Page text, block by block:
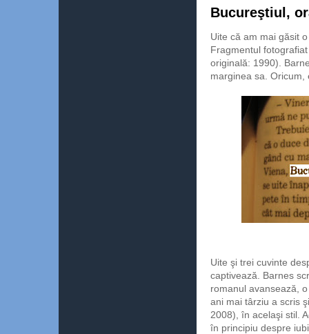
Bucureştiul,
Uite că am mai găsit
Fragmentul
originală: 1990).
marginea sa.
Uite şi trei cuvinte
captivează. Barnes
romanul avansează,
ani mai târziu a scris
2008), în acelaşi stil.
în principiu despre